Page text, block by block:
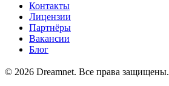
Контакты
Лицензии
Партнёры
Вакансии
Блог
© 2026 Dreamnet. Все права защищены.